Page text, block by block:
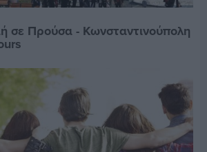
σε Προύσα - Κωνσταντινούπολη